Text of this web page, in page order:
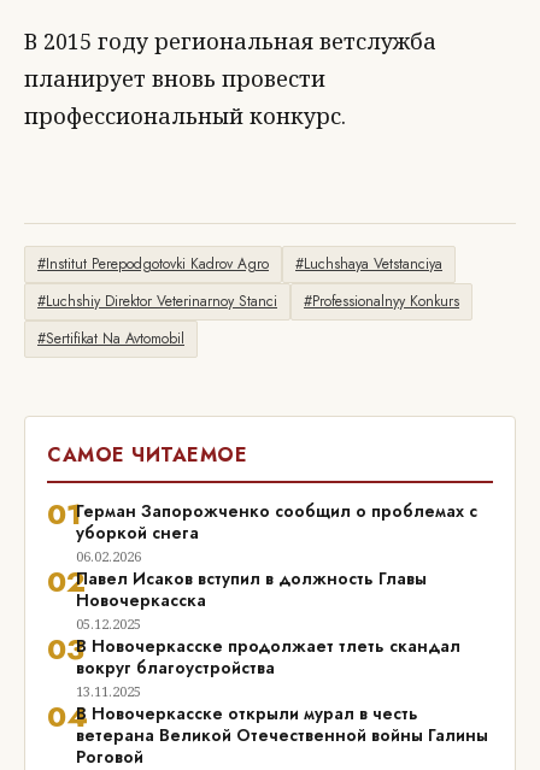
В 2015 году региональная ветслужба
планирует вновь провести
профессиональный конкурс.
#Institut Perepodgotovki Kadrov Agro
#Luchshaya Vetstanciya
#Luchshiy Direktor Veterinarnoy Stanci
#Professionalnyy Konkurs
#Sertifikat Na Avtomobil
САМОЕ ЧИТАЕМОЕ
01Герман Запорожченко сообщил о проблемах с
уборкой снега
06.02.2026
02Павел Исаков вступил в должность Главы
Новочеркасска
05.12.2025
03В Новочеркасске продолжает тлеть скандал
вокруг благоустройства
13.11.2025
04В Новочеркасске открыли мурал в честь
ветерана Великой Отечественной войны Галины
Роговой